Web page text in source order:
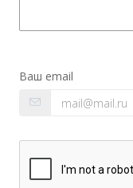
Ваш email